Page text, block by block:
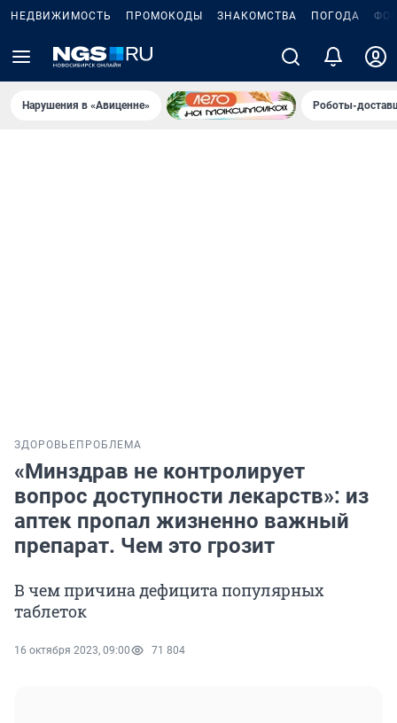
НЕДВИЖИМОСТЬ ПРОМОКОДЫ ЗНАКОМСТВА ПОГОДА
Нарушения в «Авиценне» Роботы-
ЗДОРОВЬЕ ПРОБЛЕМА
«Минздрав не контролирует
вопрос доступности лекарств»: из
аптек пропал жизненно важный
препарат. Чем это грозит
В чем причина дефицита популярных
таблеток
16 октября 2023, 09:00 71 804